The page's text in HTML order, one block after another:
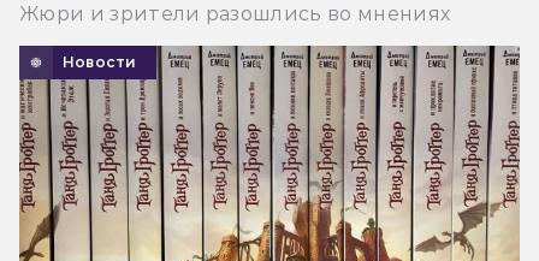
Жюри и зрители разошлись во мнениях
Новости